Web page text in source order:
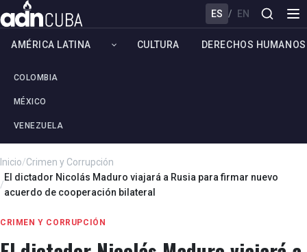
ES / EN
AMÉRICA LATINA
COLOMBIA
MÉXICO
VENEZUELA
CULTURA DERECHOS HUMANOS
Inicio/Crimen y Corrupción
/
El dictador Nicolás Maduro viajará a Rusia para firmar nuevo
acuerdo de cooperación bilateral
CRIMEN Y CORRUPCIÓN